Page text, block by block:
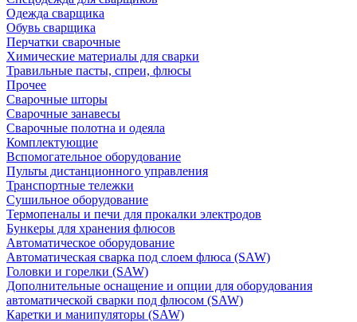
Одежда сварщика
Обувь сварщика
Перчатки сварочные
Химические материалы для сварки
Травильные пасты, спреи, флюсы
Прочее
Сварочные шторы
Сварочные занавесы
Сварочные полотна и одеяла
Комплектующие
Вспомогательное оборудование
Пульты дистанционного управления
Транспортные тележки
Сушильное оборудование
Термопеналы и печи для прокалки электродов
Бункеры для хранения флюсов
Автоматическое оборудование
Автоматическая сварка под слоем флюса (SAW)
Головки и горелки (SAW)
Дополнительные оснащение и опции для оборудования
автоматической сварки под флюсом (SAW)
Каретки и манипуляторы (SAW)